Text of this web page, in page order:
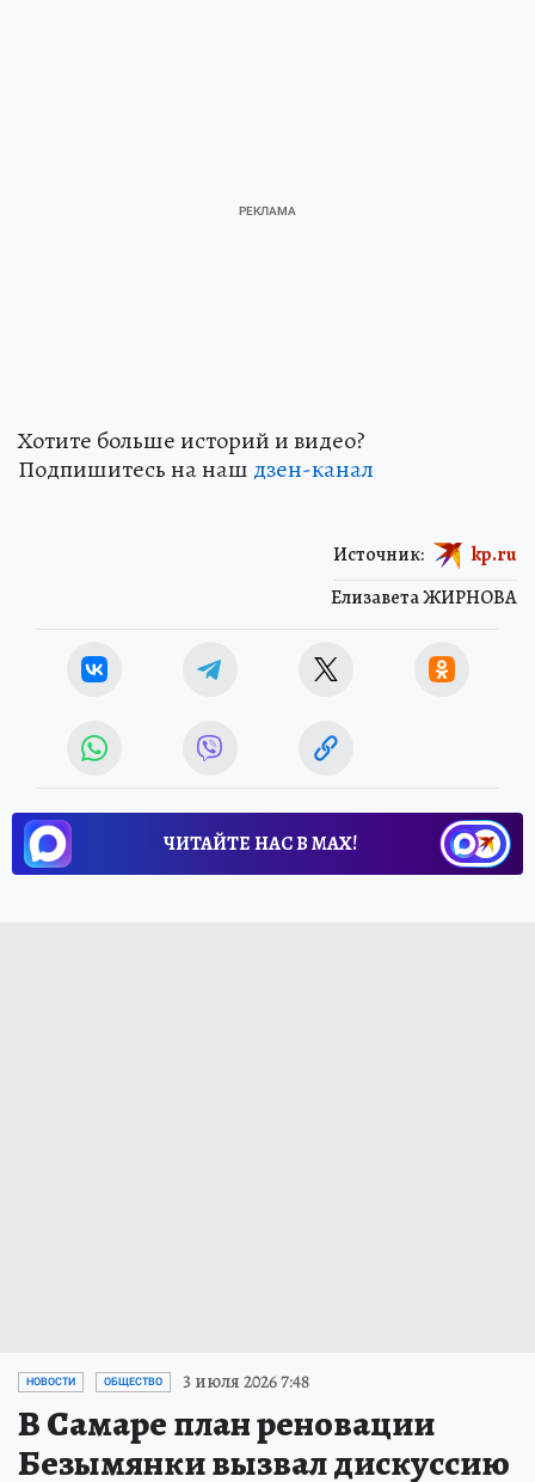
Хотите больше историй и видео?
Подпишитесь на наш дзен-канал
Елизавета ЖИРНОВА
Источник: kp.ru
ЧИТАЙТЕ НАС В МАХ!
НОВОСТИ ОБЩЕСТВО 3 июля 2026 7:48
В Самаре план реновации
Безымянки вызвал дискуссию